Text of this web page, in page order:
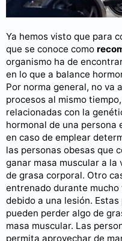
Ya hemos visto que para
que se conoce como
organismo ha de
en lo que a balance
Por norma general, no va
procesos al mismo
relacionadas con la
hormonal de una persona
en caso de emplear
las personas obesas que
ganar masa muscular a la
de grasa corporal. Otro
entrenado durante
debido a una lesión.
pueden perder algo de
masa muscular. Las
permita aprovechar de